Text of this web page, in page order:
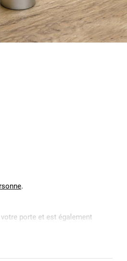
.
porte et est également
vous pouvez
utilisation dans les ERP.